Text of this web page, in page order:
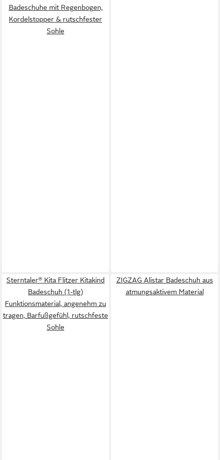
Badeschuhe mit Regenbogen,
Kordelstopper & rutschfester
Sohle
Sterntaler® Kita Flitzer Kitakind
Badeschuh (1-tlg)
Funktionsmaterial, angenehm zu
tragen, Barfußgefühl, rutschfeste
Sohle
ZIGZAG Alistar Badeschuh aus
atmungsaktivem Material